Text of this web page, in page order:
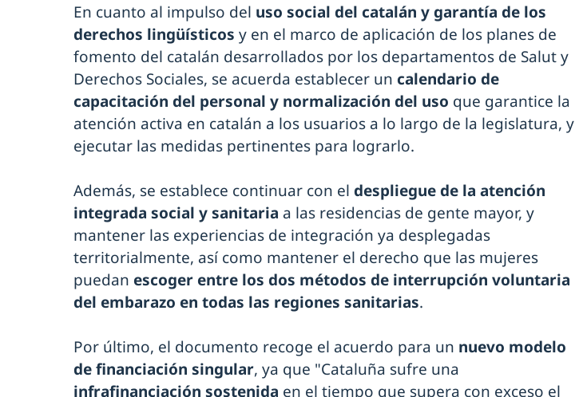
En cuanto al impulso del uso social del catalán y garantía de los
derechos lingüísticos y en el marco de aplicación de los planes de
fomento del catalán desarrollados por los departamentos de Salut y
Derechos Sociales, se acuerda establecer un calendario de
capacitación del personal y normalización del uso que garantice la
atención activa en catalán a los usuarios a lo largo de la legislatura, y
ejecutar las medidas pertinentes para lograrlo.
Además, se establece continuar con el despliegue de la atención
integrada social y sanitaria a las residencias de gente mayor, y
mantener las experiencias de integración ya desplegadas
territorialmente, así como mantener el derecho que las mujeres
puedan escoger entre los dos métodos de interrupción voluntaria
del embarazo en todas las regiones sanitarias.
Por último, el documento recoge el acuerdo para un nuevo modelo
de financiación singular, ya que "Cataluña sufre una
infrafinanciación sostenida en el tiempo que supera con exceso el